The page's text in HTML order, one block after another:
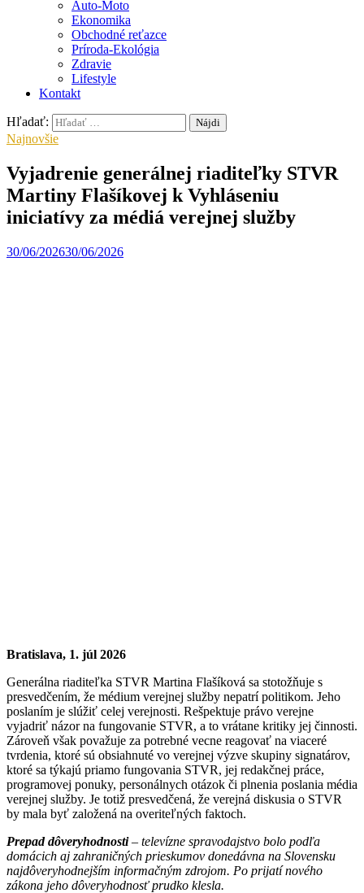
Auto-Moto
Ekonomika
Obchodné reťazce
Príroda-Ekológia
Zdravie
Lifestyle
Kontakt
Hľadať:
Najnovšie
Vyjadrenie generálnej riaditeľky STVR
Martiny Flašíkovej k Vyhláseniu
iniciatívy za médiá verejnej služby
30/06/202630/06/2026
Bratislava, 1. júl 2026
Generálna riaditeľka STVR Martina Flašíková sa stotožňuje s
presvedčením, že médium verejnej služby nepatrí politikom. Jeho
poslaním je slúžiť celej verejnosti. Rešpektuje právo verejne
vyjadriť názor na fungovanie STVR, a to vrátane kritiky jej činnosti.
Zároveň však považuje za potrebné vecne reagovať na viaceré
tvrdenia, ktoré sú obsiahnuté vo verejnej výzve skupiny signatárov,
ktoré sa týkajú priamo fungovania STVR, jej redakčnej práce,
programovej ponuky, personálnych otázok či plnenia poslania média
verejnej služby. Je totiž presvedčená, že verejná diskusia o STVR
by mala byť založená na overiteľných faktoch.
Prepad dôveryhodnosti– televízne spravodajstvo bolo podľa
domácich aj zahraničných prieskumov donedávna na Slovensku
najdôveryhodnejším informačným zdrojom. Po prijatí nového
zákona jeho dôveryhodnosť prudko klesla.